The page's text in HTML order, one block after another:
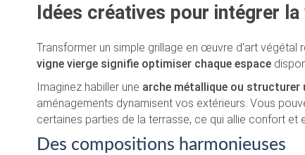
Idées créatives pour intégrer
Transformer un simple grillage en œuvre d’art
vigne vierge signifie optimiser chaque espace
Imaginez habiller une arche métallique ou structurer
aménagements dynamisent vos extérieurs. Vous
certaines parties de la terrasse, ce qui allie confort et
Des compositions harmonieuses